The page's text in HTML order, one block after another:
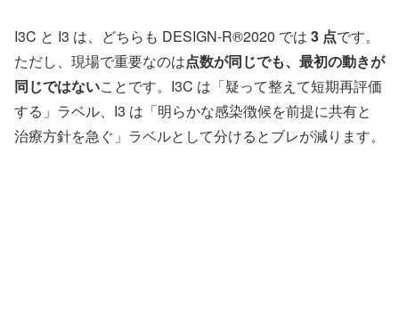
I3C と I3 は、どちらも DESIGN-R®2020 では 3 点です。
ただし、現場で重要なのは点数が同じでも、最初の動きが
同じではないことです。I3C は「疑って整えて短期再評価
する」ラベル、I3 は「明らかな感染徴候を前提に共有と
治療方針を急ぐ」ラベルとして分けるとブレが減ります。